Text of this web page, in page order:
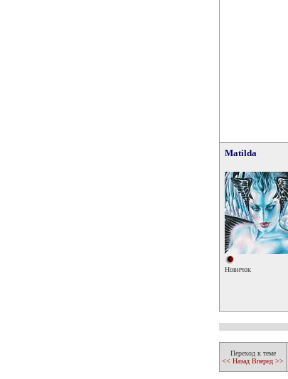
Matilda
Новичок
Переход к теме
<< Назад Вперед >>